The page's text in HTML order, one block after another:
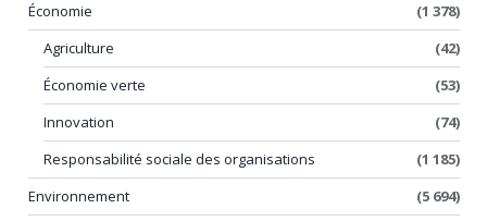
Économie
(1 378)
Agriculture
(42)
Économie verte
(53)
Innovation
(74)
Responsabilité sociale des organisations
(1 185)
Environnement
(5 694)